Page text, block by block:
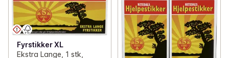
Fyrstikker XL
Ekstra Lange, 1 stk,